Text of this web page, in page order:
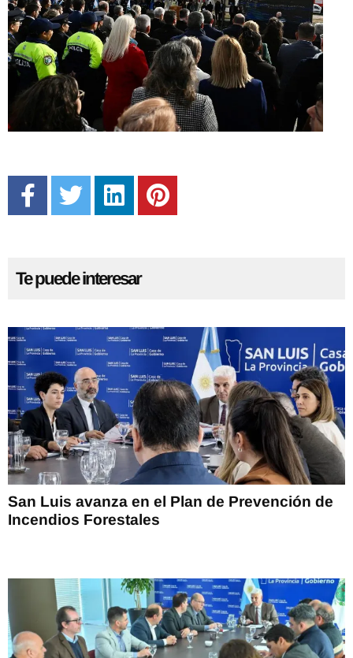
Te puede interesar
San Luis avanza en el Plan de Prevención de
Incendios Forestales